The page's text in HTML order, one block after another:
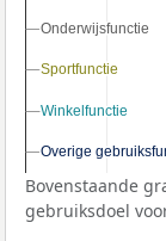
Onderwijsfunctie
Onderwijsfunctie
Sportfunctie
Sportfunctie
Winkelfunctie
Winkelfunctie
Overige
Overige
Bovenstaande
gebruiksdoel